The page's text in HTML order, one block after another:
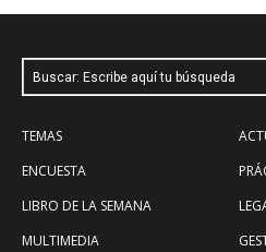
Buscar: Escribe aquí tu búsqueda
TEMAS
ENCUESTA
LIBRO DE LA SEMANA
MULTIMEDIA